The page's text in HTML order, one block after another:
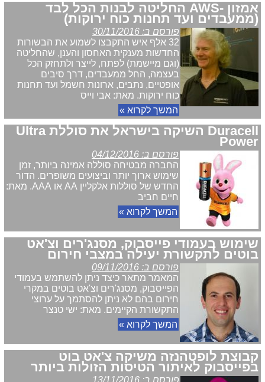
אמזון -AWS החליטה לבנות הכל לבד
(ממעבדים ועד תחנות כוח ירוקות)
פורסם ב: 30/11/2016
32 אלף איש התקבצו לשמוע את הבשורות
החדשות מענקית האחסון והענן, שהחליטה
(וגם מיישמת) לפתח, לייצר ולתחזק הכל
בעצמה, החל ממעבדים, דרך סיבים
אופטיים, נתבים, ארונות חשמל ועד תחנות
כוח ירוקות. מאת: אבי וייס
המשך לקרוא »
Duracell השיקה בישראל את סוללת Ultra
Power
פורסם ב: 04/12/2016
החברה מבטיחה סוללה אמינה ביותר, זמן
שימוש ארוך יותר וביצועים משופרים. הדור
החדש של סוללות אלקליין AA או AAA. מאת:
חיים חביב
המשך לקרוא »
שימוש בעמודי פייסבוק, מסנג'רים וצ'אט
בוטים לתקשורת יעילה במצבי חירום
פורסם ב: 09/11/2016
המאמר מתאר כיצד ניתן להשתמש בעמודי
הפייסבוק, מסנג'רים וצ'אט בוטים במקרי
חירום בהם לא ניתן להסתמך על ערוצי
התקשורת הקיימים. מאת: ישי טנצר
המשך לקרוא »
קבוצת לופטהנזה משיקה צ'אט בוט
בפייסבוק לאיתור הטיסות הזולות ביותר
פורסם ב: 13/11/2016